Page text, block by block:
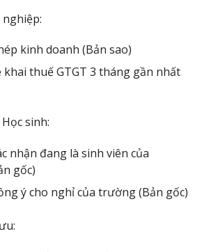
kinh doanh (Bản sao)
khai thuế GTGT 3 tháng gần nhất
sinh:
nhận đang là sinh viên của
gốc)
ý cho nghỉ của trường (Bản gốc)